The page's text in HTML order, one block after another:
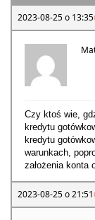
2023-08-25 o 13:35
Czy ktoś wie,
kredytu
kredytu
warunkach,
założenia konta
2023-08-25 o 21:51